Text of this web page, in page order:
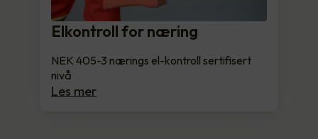
Elkontroll for næring
NEK 405-3 nærings el-kontroll sertifisert
nivå
Les mer